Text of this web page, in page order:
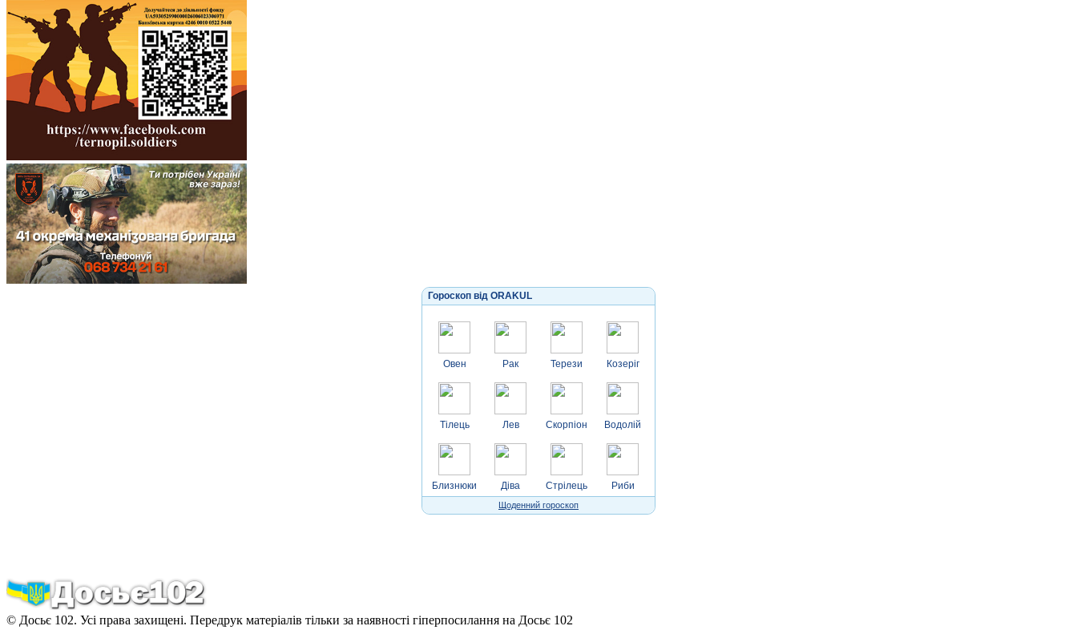
Гороскоп від ORAKUL
Овен
Тілець
Близнюки
Рак
Лев
Діва
Терези
Скорпіон
Стрілець
Козеріг
Водолій
Риби
Щоденний гороскоп
© Досьє 102. Усі права захищені. Передрук матеріалів тільки за наявності гіперпосилання на Досьє 102